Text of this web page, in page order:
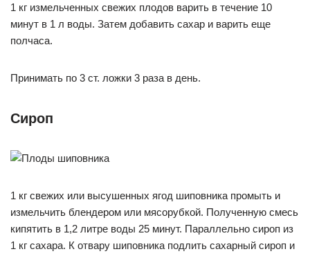
1 кг измельченных свежих плодов варить в течение 10
минут в 1 л воды. Затем добавить сахар и варить еще
полчаса.
Принимать по 3 ст. ложки 3 раза в день.
Сироп
1 кг свежих или высушенных ягод шиповника промыть и
измельчить блендером или мясорубкой. Полученную смесь
кипятить в 1,2 литре воды 25 минут. Параллельно сироп из
1 кг сахара. К отвару шиповника подлить сахарный сироп и